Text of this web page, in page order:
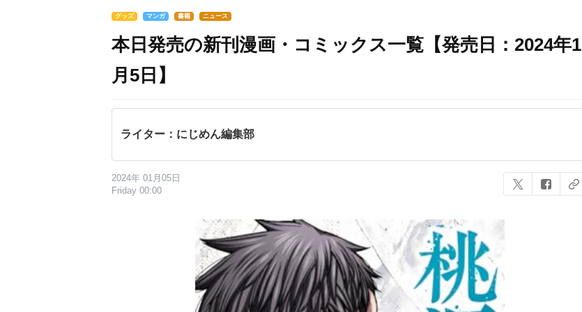
グッズ マンガ 書籍 ニュース
本日発売の新刊漫画・コミックス一覧【発売日：2024年1
月5日】
ライター：にじめん編集部
2024年 01月05日
Friday 00:00